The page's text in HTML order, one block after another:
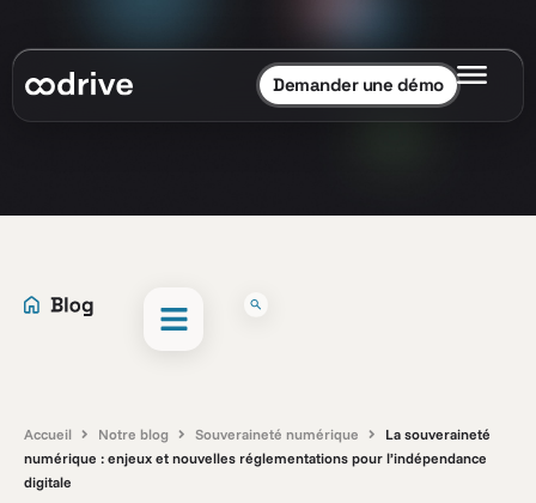
Demander une démo
Accueil Notre blog Souveraineté numérique
La souveraineté
numérique : enjeux et nouvelles réglementations pour l’indépendance
digitale